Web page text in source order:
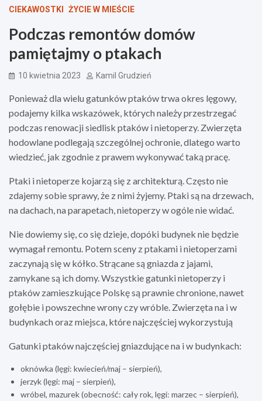
CIEKAWOSTKI ŻYCIE W MIEŚCIE
Podczas remontów domów
pamiętajmy o ptakach
10 kwietnia 2023 Kamil Grudzień
Ponieważ dla wielu gatunków ptaków trwa okres lęgowy,
podajemy kilka wskazówek, których należy przestrzegać
podczas renowacji siedlisk ptaków i nietoperzy. Zwierzęta
hodowlane podlegają szczególnej ochronie, dlatego warto
wiedzieć, jak zgodnie z prawem wykonywać taką pracę.
Ptaki i nietoperze kojarzą się z architekturą. Często nie
zdajemy sobie sprawy, że z nimi żyjemy. Ptaki są na drzewach,
na dachach, na parapetach, nietoperzy w ogóle nie widać.
Nie dowiemy się, co się dzieje, dopóki budynek nie będzie
wymagał remontu. Potem sceny z ptakami i nietoperzami
zaczynają się w kółko. Strącane są gniazda z jajami,
zamykane są ich domy. Wszystkie gatunki nietoperzy i
ptaków zamieszkujące Polskę są prawnie chronione, nawet
gołębie i powszechne wrony czy wróble. Zwierzęta na i w
budynkach oraz miejsca, które najczęściej wykorzystują
Gatunki ptaków najczęściej gniazdujące na i w budynkach:
oknówka (lęgi: kwiecień/maj – sierpień),
jerzyk (lęgi: maj – sierpień),
wróbel, mazurek (obecność: cały rok, lęgi: marzec – sierpień),